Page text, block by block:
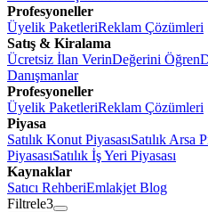
Profesyoneller
Üyelik PaketleriReklam Çözümleri
Satış & Kiralama
Ücretsiz İlan VerinDeğerini Öğren
Danışmanlar
Profesyoneller
Üyelik PaketleriReklam Çözümleri
Piyasa
Satılık Konut PiyasasıSatılık Arsa
PiyasasıSatılık İş Yeri Piyasası
Kaynaklar
Satıcı RehberiEmlakjet Blog
Filtrele3